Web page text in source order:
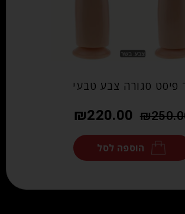
פיסט סגורה צבע טבעי
₪
₪220.00
הוספה לסל